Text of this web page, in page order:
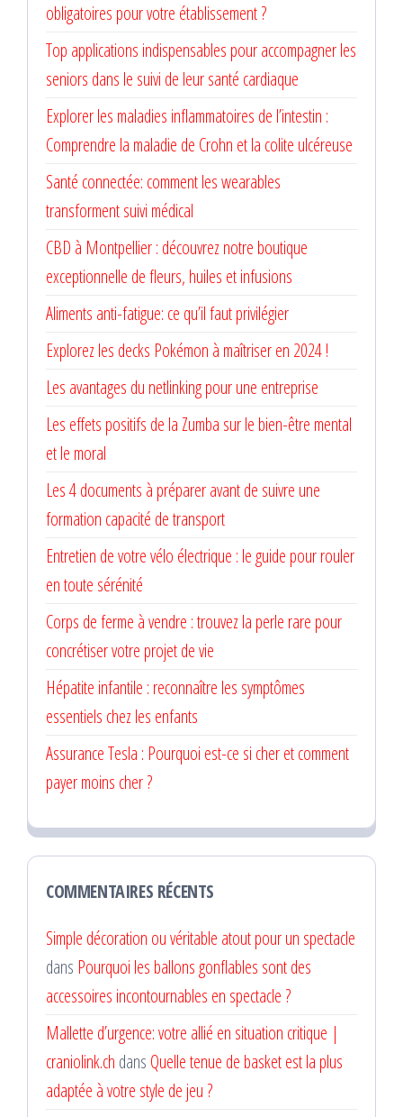
obligatoires pour votre établissement ?
Top applications indispensables pour accompagner les
seniors dans le suivi de leur santé cardiaque
Explorer les maladies inflammatoires de l’intestin :
Comprendre la maladie de Crohn et la colite ulcéreuse
Santé connectée: comment les wearables
transforment suivi médical
CBD à Montpellier : découvrez notre boutique
exceptionnelle de fleurs, huiles et infusions
Aliments anti-fatigue: ce qu’il faut privilégier
Explorez les decks Pokémon à maîtriser en 2024 !
Les avantages du netlinking pour une entreprise
Les effets positifs de la Zumba sur le bien-être mental
et le moral
Les 4 documents à préparer avant de suivre une
formation capacité de transport
Entretien de votre vélo électrique : le guide pour rouler
en toute sérénité
Corps de ferme à vendre : trouvez la perle rare pour
concrétiser votre projet de vie
Hépatite infantile : reconnaître les symptômes
essentiels chez les enfants
Assurance Tesla : Pourquoi est-ce si cher et comment
payer moins cher ?
COMMENTAIRES RÉCENTS
Simple décoration ou véritable atout pour un spectacle
dans Pourquoi les ballons gonflables sont des
accessoires incontournables en spectacle ?
Mallette d’urgence: votre allié en situation critique |
craniolink.ch dans Quelle tenue de basket est la plus
adaptée à votre style de jeu ?